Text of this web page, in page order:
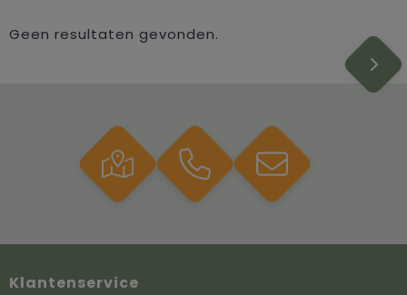
Geen resultaten gevonden.
Klantenservice